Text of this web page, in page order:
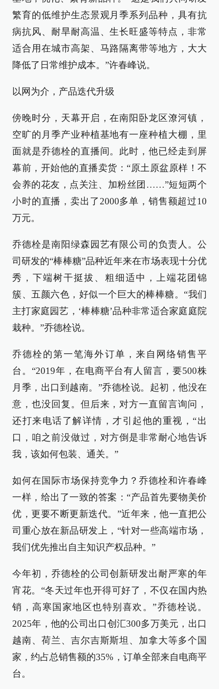
繁育的低维护生态景观月季系列品种，具有抗
病抗风、耐旱耐高温、生长旺盛等特点，非常
适合用在城市高架、马路隔离带等地方，大大
降低了日常维护成本。”许春峰说。
以网为介，产品迭代升级
傍晚时分，天幕开启，在南阳卧龙区潦河镇，
空旷的月季产业种植基地有一座种植大棚，里
面就是乔德栓的直播间。此时，他已经走到屏
幕前，开始他的直播卖货：“原土原盆原样！不
会养的花友，点关注、加粉丝团……”短短两个
小时的直播，卖出了2000多单，销售额超过10
万元。
乔德栓是南阳绿森园艺有限公司的负责人。公
司研发的“棒棒糖”品种近年来在市场表现十分优
秀，下端树干挺拔、粗细适中，上端花团锦
簇、五颜六色，好似一个巨大的棒棒糖。“我们
主打家庭园艺，‘棒棒糖’品种非常适合家庭庭院
栽种。”乔德栓说。
乔德栓的第一笔海外订单，来自网络销售平
台。“2019年，在电商平台有人留言，要500株
月季，出口到越南。”乔德栓说。起初，他没在
意，也没回复。但后来，对方一直留言询问，
还打来电话了解详情，才引起他的重视，“出
口，咱之前没做过，对方倒是非常耐心地告诉
我，该如何包装、通关。”
如何在国际市场保持竞争力？乔德栓和许春峰
一样，给出了一致的答案：“产品首先要物美价
优，更要不断更新迭代。”近年来，他一直把公
司重心放在新品研发上，“针对一些高端市场，
我们优先推出自主知识产权品种。”
今年初，乔德栓的公司创新研发出耐严寒的年
宵花。“冬天过年也开得可好了，不仅在国内热
销，高寒国家地区也特别喜欢。”乔德栓说。
2025年，他的公司出口创汇300多万美元，出口
越南、荷兰、吉尔吉斯斯坦、加拿大等多个国
家，约占总销售额的35%，订单全部来自电商平
台。